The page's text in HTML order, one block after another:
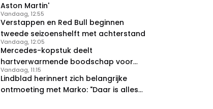
Aston Martin'
Verstappen en Red Bull beginnen
tweede seizoenshelft met achterstand
Vandaag, 12:55
Mercedes-kopstuk deelt
hartverwarmende boodschap voor
overstap naar Red Bull
Vandaag, 12:05
Lindblad herinnert zich belangrijke
ontmoeting met Marko: "Daar is alles
Vandaag, 11:15